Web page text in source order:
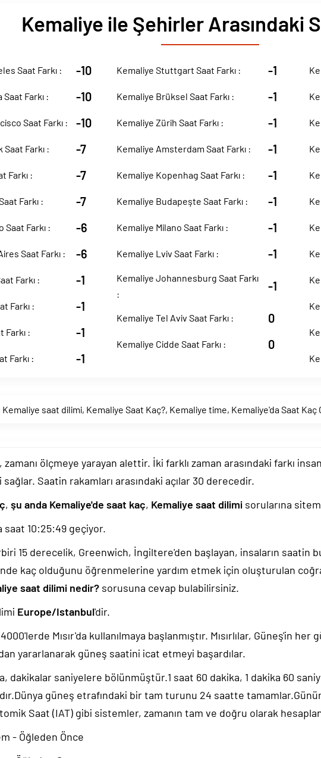
Kemaliye ile Şehirler Arasındaki
Saat Farkı : -10
Farkı : -10
Saat Farkı : -10
Farkı : -7
Farkı : -7
Farkı : -7
Saat Farkı : -6
Saat Farkı : -6
Farkı : -1
Farkı : -1
Farkı : -1
Farkı : -1
Kemaliye Stuttgart Saat Farkı : -1
Kemaliye Brüksel Saat Farkı : -1
Kemaliye Zürih Saat Farkı : -1
Kemaliye Amsterdam Saat Farkı : -1
Kemaliye Kopenhag Saat Farkı : -1
Kemaliye Budapeşte Saat Farkı : -1
Kemaliye Milano Saat Farkı : -1
Kemaliye Lviv Saat Farkı : -1
Kemaliye Johannesburg Saat Farkı
:
-1
Kemaliye Tel Aviv Saat Farkı : 0
Kemaliye Cidde Saat Farkı : 0
Kemaliye saat dilimi, Kemaliye Saat Kaç?, Kemaliye time, Kemaliye'da Saat Kaç
zamanı ölçmeye yarayan alettir. İki farklı zaman arasındaki farkı
Saatin rakamları arasındaki açılar 30 derecedir.
, şu anda Kemaliye'de saat kaç, Kemaliye saat dilimi sorularına
saat 10:25:50 geçiyor.
15 derecelik, Greenwich, İngiltere'den başlayan, insaların saatin
kaç olduğunu öğrenmelerine yardım etmek için oluşturulan
saat dilimi nedir? sorusuna cevap bulabilirsiniz.
Europe/Istanbul'dir.
Mısır'da kullanılmaya başlanmıştır. Mısırlılar, Güneş'in
yararlanarak güneş saatini icat etmeyi başardılar.
dakikalar saniyelere bölünmüştür.1 saat 60 dakika, 1 dakika 60
güneş etrafındaki bir tam turunu 24 saatte
Saat (IAT) gibi sistemler, zamanın tam ve doğru olarak
- Öğleden Önce